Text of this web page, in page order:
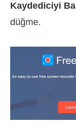
Kaydediciyi
düğme.